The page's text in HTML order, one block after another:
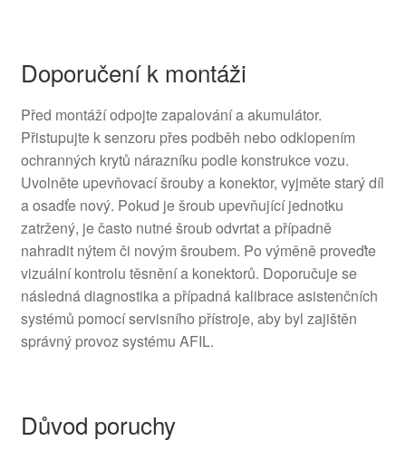
Doporučení k montáži
Před montáží odpojte zapalování a akumulátor.
Přistupujte k senzoru přes podběh nebo odklopením
ochranných krytů nárazníku podle konstrukce vozu.
Uvolněte upevňovací šrouby a konektor, vyjměte starý díl
a osadťe nový. Pokud je šroub upevňující jednotku
zatržený, je často nutné šroub odvrtat a případně
nahradit nýtem či novým šroubem. Po výměně proveďte
vizuální kontrolu těsnění a konektorů. Doporučuje se
následná diagnostika a případná kalibrace asistenčních
systémů pomocí servisního přístroje, aby byl zajištěn
správný provoz systému AFIL.
Důvod poruchy